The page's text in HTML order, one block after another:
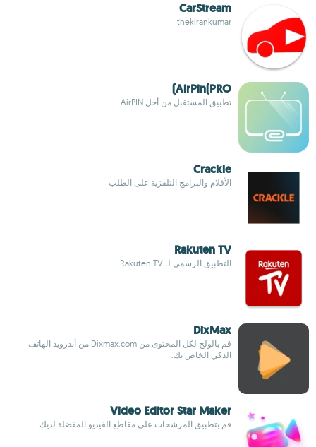
CarStream
thekirankumar
AirPin(PRO)
تطبيق المستقبل من أجل AirPIN
Crackle
الأفلام والبرامج التلفزية على الطلب
Rakuten TV
التطبيق الرسمي لـ Rakuten TV
DixMax
قم بالولج لكل المحتوى من Dixmax.com من أندرويد الهاتف
الذكي الخاص بك.
Video Editor Star Maker
قم بتطبيق المرشحات على مقاطع الفيديو المفضلة لديك